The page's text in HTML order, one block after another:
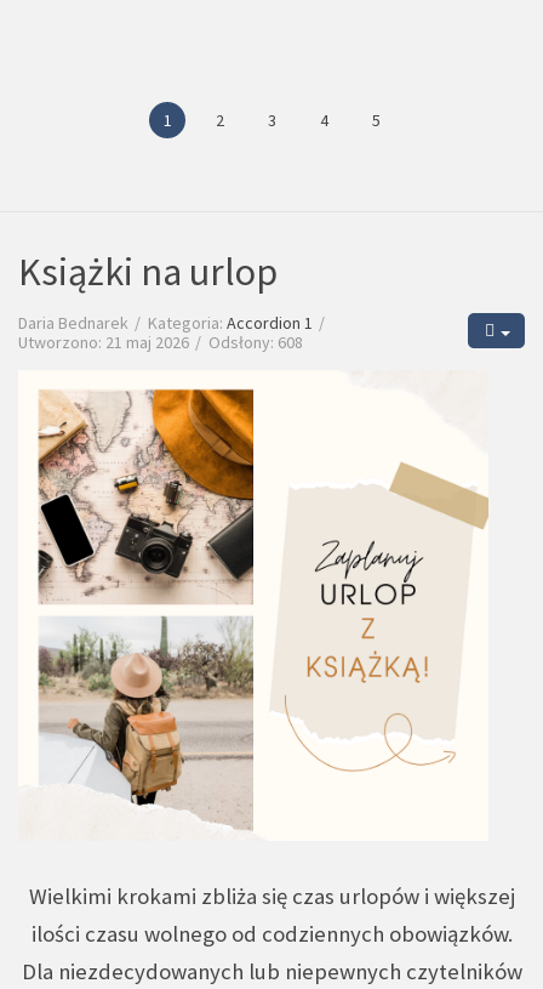
1 2 3 4 5
Książki na urlop
Daria Bednarek Kategoria: Accordion 1
Utworzono: 21 maj 2026
Odsłony: 608
Wielkimi krokami zbliża się czas urlopów i większej
ilości czasu wolnego od codziennych obowiązków.
Dla niezdecydowanych lub niepewnych czytelników